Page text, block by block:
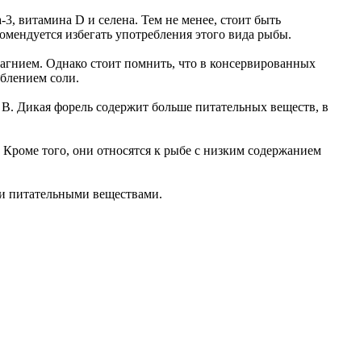
витамина D и селена. Тем не менее, стоит быть
избегать употребления этого вида рыбы.
Однако стоит помнить, что в консервированных
соли.
Дикая форель содержит больше питательных веществ, в
того, они относятся к рыбе с низким содержанием
питательными веществами.